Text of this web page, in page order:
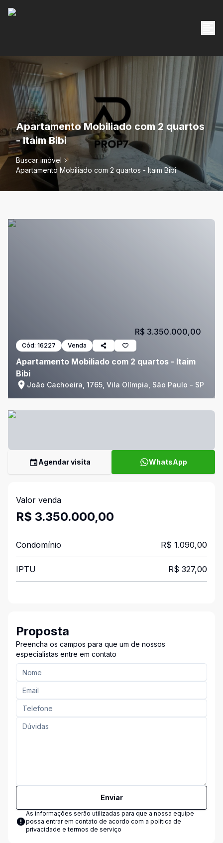
Apartamento Mobiliado com 2 quartos
- Itaim Bibi
Buscar imóvel
Apartamento Mobiliado com 2 quartos - Itaim Bibi
Cód: 16227 Venda
Apartamento Mobiliado com 2 quartos - Itaim
Bibi
João Cachoeira, 1765, Vila Olímpia, São Paulo - SP
R$ 3.350.000,00
Agendar visita WhatsApp
Valor venda
R$ 3.350.000,00
Condomínio R$ 1.090,00
IPTU R$ 327,00
Proposta
Preencha os campos para que um de nossos
especialistas entre em contato
Enviar
As informações serão utilizadas para que a nossa equipe
possa entrar em contato de acordo com a política de
privacidade e termos de serviço